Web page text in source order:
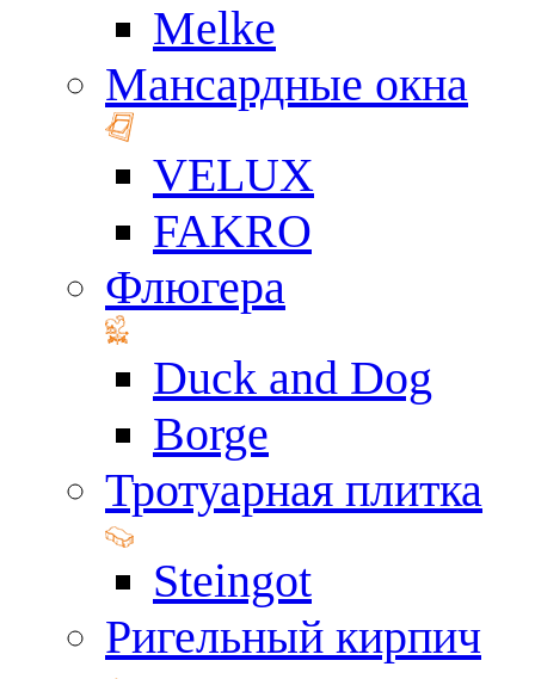
Melke
Мансардные окна
VELUX
FAKRO
Флюгера
Duck and Dog
Borge
Тротуарная плитка
Steingot
Ригельный кирпич